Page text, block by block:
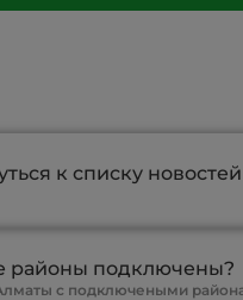
к списку новостей
районы подключены?
с подключеными